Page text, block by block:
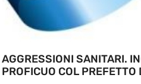
AGGRESSIONI SANITARI.
PROFICUO COL PREFETTO